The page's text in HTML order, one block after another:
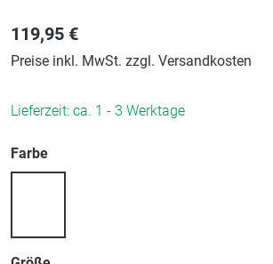
119,95 €
Preise inkl. MwSt. zzgl. Versandkosten
Lieferzeit: ca. 1 - 3 Werktage
Farbeauswählen